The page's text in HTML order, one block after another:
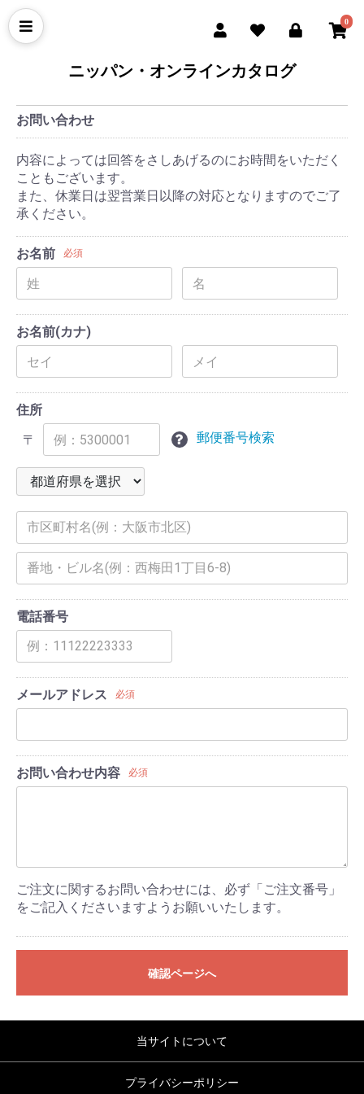
0
ニッパン・オンラインカタログ
お問い合わせ
内容によっては回答をさしあげるのにお時間をいただく
こともございます。
また、休業日は翌営業日以降の対応となりますのでご了
承ください。
お名前 必須
お名前(カナ)
住所
〒
郵便番号検索
電話番号
メールアドレス 必須
お問い合わせ内容 必須
ご注文に関するお問い合わせには、必ず「ご注文番号」
をご記入くださいますようお願いいたします。
確認ページへ
当サイトについて
プライバシーポリシー